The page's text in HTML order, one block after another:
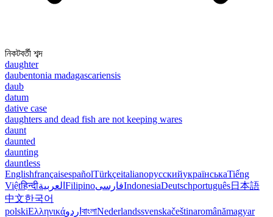
নিকটবর্তী শব্দ
daughter
daubentonia madagascariensis
daub
datum
dative case
daughters and dead fish are not keeping wares
daunt
daunted
daunting
dauntless
EnglishfrançaisespañolTürkçeitalianoрусскийукраїнськаTiếng
Việtहिन्दीالعربية FilipinoفارسیIndonesiaDeutschportuguês日本語
中文한국어
polskiΕλληνικάاردو বাংলাNederlandssvenskačeštinaromânămagyar